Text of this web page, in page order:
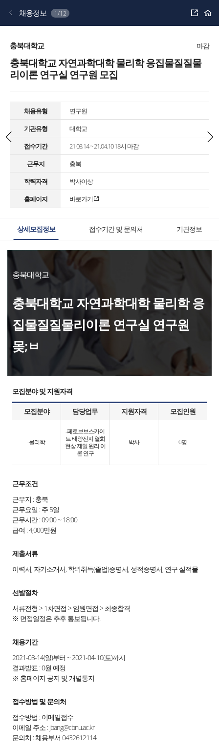
채용정보 1/12 공
하
홈
충북대학교 마감
충북대학교 자연과학대학 물리학 응집물질질물
리이론 연구실 연구원 모집
채용유형
연구원
기관유형
대학교
접수기간
21.03.14 ~ 21.04.10 18시 마감
근무지
충북
학력자격
박사이상
홈페이지
바로가기
상세모집정보 접수기간 및 문의처 기관정보
충북대학교
충북대학교 자연과학대학 물리학 응
집물질질물리이론 연구실 연구원
몾;ㅂ
모집분야 및 지원자격
모집분야 담당업무 지원자격 모집인원
-물리학
-페로브브스카이
트 태양전지 열화
현상 제일 원리 이
론 연구
박사 0명
근무조건
근무지 : 충북
근무요일 : 주 5일
근무시간 : 09:00 ~ 18:00
급여 : 4,000만원
제출서류
이력서, 자기소개서, 학위취득(졸업)증명서, 성적증명서, 연구 실적물
선발절차
서류전형 > 1차면접 > 임원면접 > 최종합격
※ 면접일정은 추후 통보됩니다.
채용기간
2021-03-14(일)부터 ~ 2021-04-10(토)까지
결과발표 : 0월 예정
※ 홈페이지 공지 및 개별통지
접수방법 및 문의처
접수방법 : 이메일접수
이메일 주소 : jbang@cbnu.ac.kr
문의처 : 채용부서 0432612114